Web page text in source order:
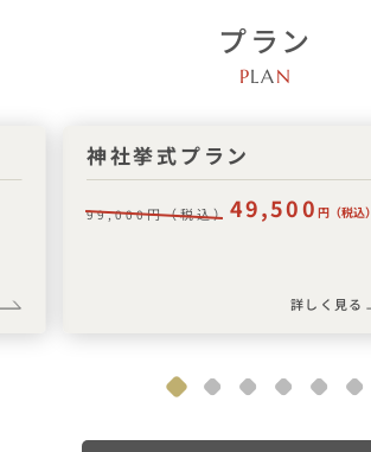
プラン
PLAN
神社挙式プラン
99,000円（税込）49,500円（税込）
詳しく見る